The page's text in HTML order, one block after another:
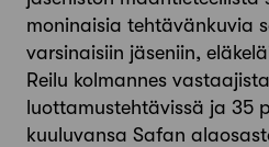
moninaisia tehtävänkuvia
varsinaisiin jäseniin,
Reilu kolmannes
luottamustehtävissä ja 35
kuuluvansa Safan